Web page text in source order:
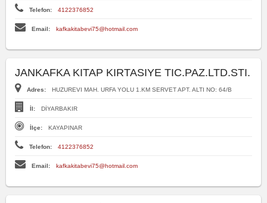
Telefon: 4122376852
Email: kafkakitabevi75@hotmail.com
JANKAFKA KITAP KIRTASIYE TIC.PAZ.LTD.STI.
Adres: HUZUREVI MAH. URFA YOLU 1.KM SERVET APT. ALTI NO: 64/B
İl: DİYARBAKIR
İlçe: KAYAPINAR
Telefon: 4122376852
Email: kafkakitabevi75@hotmail.com